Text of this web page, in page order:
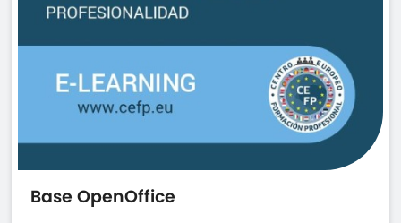
Base OpenOffice